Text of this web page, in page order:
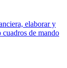
elaborar y
de mando